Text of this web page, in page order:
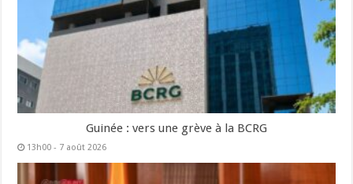
Guinée : vers une grève à la BCRG
13h00 - 7 août 2026